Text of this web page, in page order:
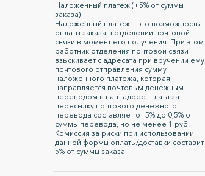
Наложенный платеж (+5% от суммы
заказа)
Наложенный платеж — это возможность
оплаты заказа в отделении почтовой
связи в момент его получения. При этом
работник отделения почтовой связи
взыскивает с адресата при вручении ему
почтового отправления сумму
наложенного платежа, которая
направляется почтовым денежным
переводом в наш адрес. Плата за
пересылку почтового денежного
перевода составляет от 5% до 0,5% от
суммы перевода, но не менее 1 руб.
Комиссия за риски при использовании
данной формы оплаты/доставки составит
5% от суммы заказа.